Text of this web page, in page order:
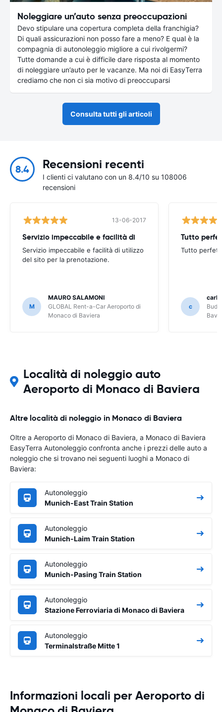
Noleggiare un’auto senza preoccupazioni
Devo stipulare una copertura completa della franchigia?
Di quali assicurazioni non posso fare a meno? E qual è la
compagnia di autonoleggio migliore a cui rivolgermi?
Tutte domande a cui è difficile dare risposta al momento
di noleggiare un’auto per le vacanze. Ma noi di EasyTerra
crediamo che non ci sia motivo di preoccuparsi
Consulta tutti gli articoli
8.4 Recensioni recenti
I clienti ci valutano con un 8.4/10 su 108006
recensioni
13-06-2017
Servizio impeccabile e facilità di
Servizio impeccabile e facilità di utilizzo
del sito per la prenotazione.
M
MAURO SALAMONI
GLOBAL Rent-a-Car Aeroporto di
Monaco di Baviera
Tutto
Tutto
c
Località di noleggio auto
Aeroporto di Monaco di Baviera
Altre località di noleggio in Monaco di Baviera
Oltre a Aeroporto di Monaco di Baviera, a Monaco di Baviera
EasyTerra Autonoleggio confronta anche i prezzi delle auto a
noleggio che si trovano nei seguenti luoghi a Monaco di
Baviera:
Autonoleggio
Munich-East Train Station
Autonoleggio
Munich-Laim Train Station
Autonoleggio
Munich-Pasing Train Station
Autonoleggio
Stazione Ferroviaria di Monaco di Baviera
Autonoleggio
Terminalstraße Mitte 1
Informazioni locali per Aeroporto di